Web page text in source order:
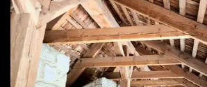
Traitement de
Savoie